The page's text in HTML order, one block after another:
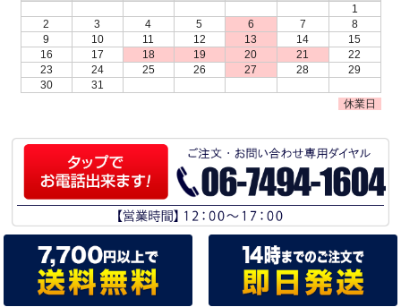
1
2
3 4 5 6 7
8
9
10 11 12 13 14
15
16
17 18 19 20 21
22
23
24 25 26 27 28
29
30
31
休業日